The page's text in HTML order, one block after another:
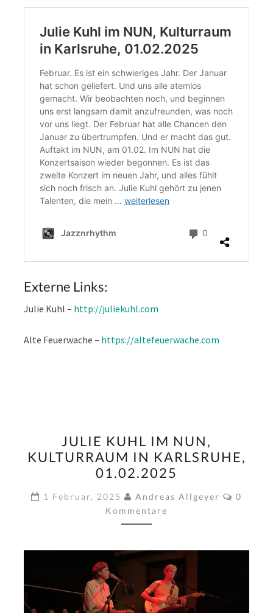
Externe Links:
Julie Kuhl – http://juliekuhl.com
Alte Feuerwache – https://altefeuerwache.com
KUHL
IM
NUN,
KULTURRAUM
IN
KARLSRUHE,
JULIE KUHL IM NUN,
KULTURRAUM IN KARLSRUHE,
01.02.2025
1 Februar, 2025 Andreas Allgeyer
0
Kommentare